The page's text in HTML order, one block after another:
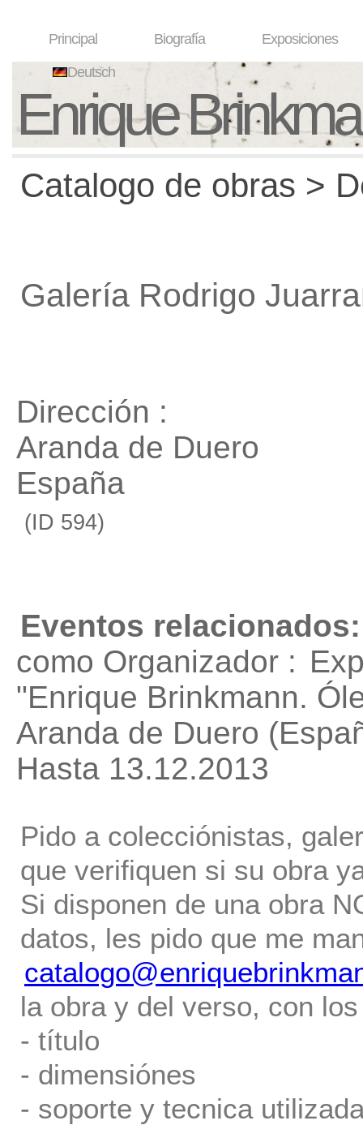
Principal Biografía Exposiciones
Deutsch
Enrique
Catalogo de obras >
Galería Rodrigo
Dirección :
Aranda de Duero
España
(ID 594)
Eventos relacionados:
como Organizador :
"Enrique Brinkmann.
Aranda de Duero
Hasta 13.12.2013
Pido a colecciónistas,
que verifiquen si su obra
Si disponen de una obra
datos, les pido que me
la obra y del verso, con
- título
- dimensiónes
- soporte y tecnica